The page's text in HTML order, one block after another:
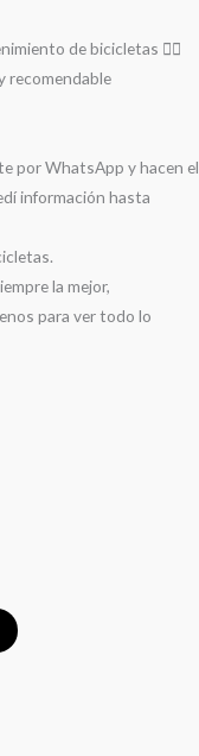
de bicicletas 🚵‍♀️
recomendable
por WhatsApp y hacen el
información hasta
la mejor,
para ver todo lo